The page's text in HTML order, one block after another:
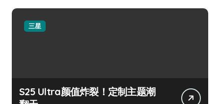
三星
S25 Ultra颜值炸裂！定制主题潮